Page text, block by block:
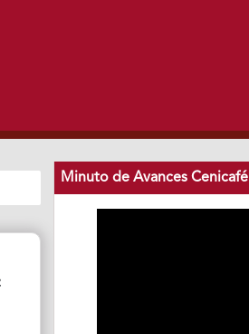
Minuto de Avances Cenicafé